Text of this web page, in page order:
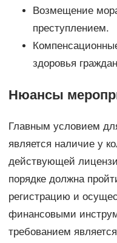
Возмещение
преступлением.
здоровья
Нюансы
Главным условием
является наличие у
действующей
порядке должна
регистрацию и
финансовыми
требованием